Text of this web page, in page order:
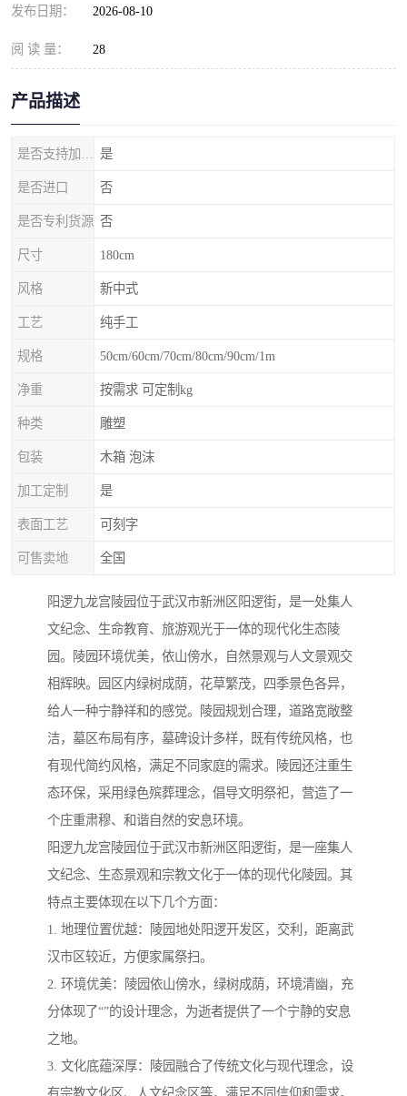
发布日期： 2026-08-10
阅 读 量： 28
产品描述
是
是否进口 否
是否专利货源 否
尺寸 180cm
风格 新中式
工艺 纯手工
规格 50cm/60cm/70cm/80cm/90cm/1m
净重 按需求 可定制kg
种类 雕塑
包装 木箱 泡沫
加工定制 是
表面工艺 可刻字
可售卖地 全国
阳逻九龙宫陵园位于武汉市新洲区阳逻街，是一处集人
文纪念、生命教育、旅游观光于一体的现代化生态陵
园。陵园环境优美，依山傍水，自然景观与人文景观交
相辉映。园区内绿树成荫，花草繁茂，四季景色各异，
给人一种宁静祥和的感觉。陵园规划合理，道路宽敞整
洁，墓区布局有序，墓碑设计多样，既有传统风格，也
有现代简约风格，满足不同家庭的需求。陵园还注重生
态环保，采用绿色殡葬理念，倡导文明祭祀，营造了一
个庄重肃穆、和谐自然的安息环境。
阳逻九龙宫陵园位于武汉市新洲区阳逻街，是一座集人
文纪念、生态景观和宗教文化于一体的现代化陵园。其
特点主要体现在以下几个方面：
1. 地理位置优越：陵园地处阳逻开发区，交利，距离武
汉市区较近，方便家属祭扫。
2. 环境优美：陵园依山傍水，绿树成荫，环境清幽，充
分体现了“”的设计理念，为逝者提供了一个宁静的安息
之地。
3. 文化底蕴深厚：陵园融合了传统文化与现代理念，设